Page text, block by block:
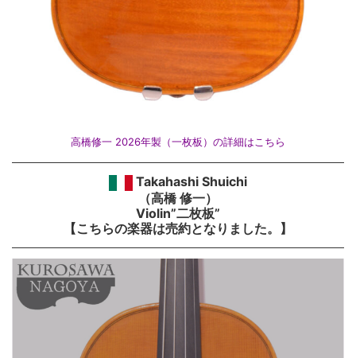
高橋修一 2026年製（一枚板）の詳細はこちら
Takahashi Shuichi
（高橋 修一）
Violin”二枚板”
【こちらの楽器は売約となりました。】